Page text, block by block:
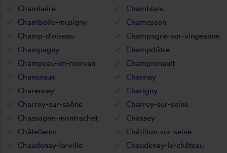
Chambeire
Chamblanc
Chambolle-musigny
Chamesson
Champ-d'oiseau
Champagne-sur-vingeanne
Champagny
Champdôtre
Champeau-en-morvan
Champrenault
Chanceaux
Channay
Charencey
Charigny
Charrey-sur-saône
Charrey-sur-seine
Chassagne-montrachet
Chassey
Châtellenot
Châtillon-sur-seine
Chaudenay-la-ville
Chaudenay-le-château